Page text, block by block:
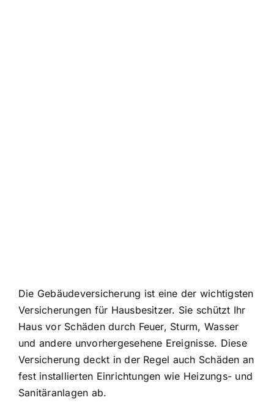
Die Gebäudeversicherung ist eine der wichtigsten
Versicherungen für Hausbesitzer. Sie schützt Ihr
Haus vor Schäden durch Feuer, Sturm, Wasser
und andere unvorhergesehene Ereignisse. Diese
Versicherung deckt in der Regel auch Schäden an
fest installierten Einrichtungen wie Heizungs- und
Sanitäranlagen ab.